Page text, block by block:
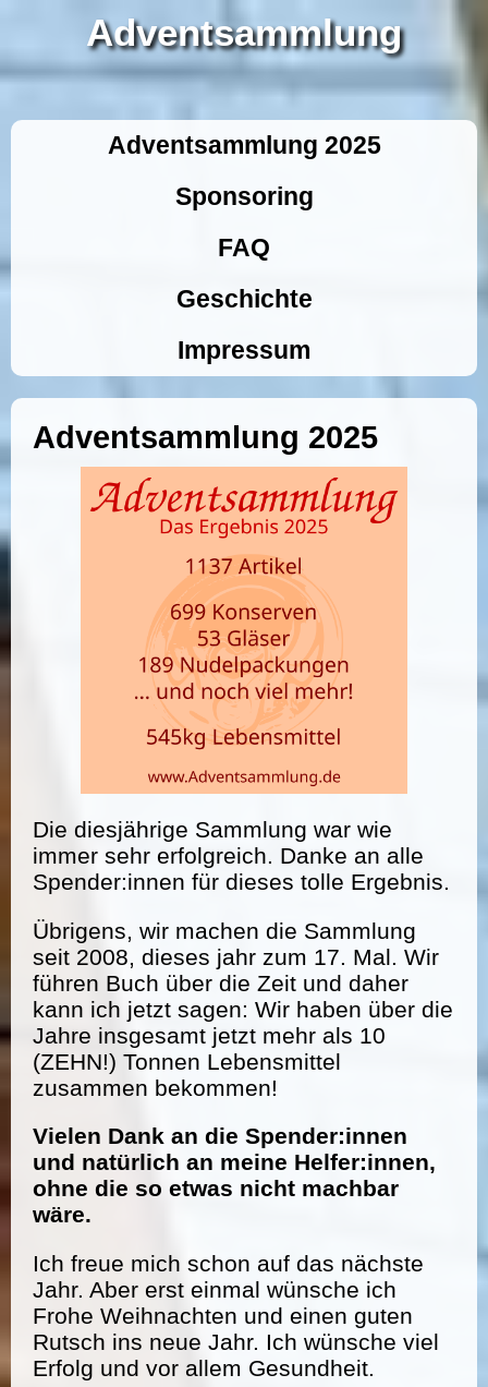
Adventsammlung
Adventsammlung 2025
Sponsoring
FAQ
Geschichte
Impressum
Adventsammlung 2025
Die diesjährige Sammlung war wie
immer sehr erfolgreich. Danke an alle
Spender:innen für dieses tolle Ergebnis.
Übrigens, wir machen die Sammlung
seit 2008, dieses jahr zum 17. Mal. Wir
führen Buch über die Zeit und daher
kann ich jetzt sagen: Wir haben über die
Jahre insgesamt jetzt mehr als 10
(ZEHN!) Tonnen Lebensmittel
zusammen bekommen!
Vielen Dank an die Spender:innen
und natürlich an meine Helfer:innen,
ohne die so etwas nicht machbar
wäre.
Ich freue mich schon auf das nächste
Jahr. Aber erst einmal wünsche ich
Frohe Weihnachten und einen guten
Rutsch ins neue Jahr. Ich wünsche viel
Erfolg und vor allem Gesundheit.